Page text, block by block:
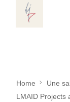
Home
Une
LMAID Projects